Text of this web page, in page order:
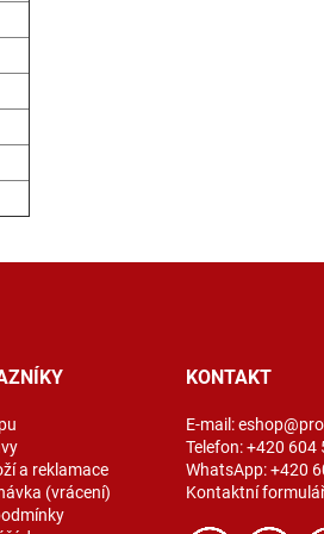
a reklamace
(vrácení)
KONTAKT
E-mail:
Telefon:+420 604
WhatsApp:+420
Kontaktní